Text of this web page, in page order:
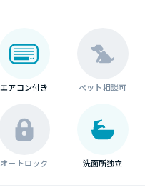
エアコン付き ペット相談可
オートロック 洗面所独立